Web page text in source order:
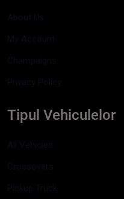
About Us
My Account
Champaigns
Privacy Policy
Tipul Vehiculelor
All Vehicles
Crossovers
Pickup Truck